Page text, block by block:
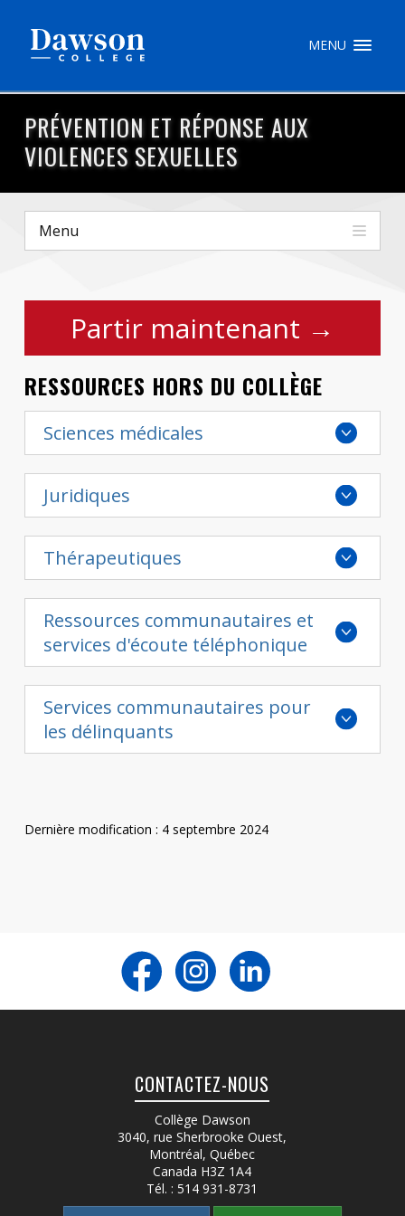
MENU
PRÉVENTION ET RÉPONSE AUX
VIOLENCES SEXUELLES
Menu
Partir maintenant →
RESSOURCES HORS DU COLLÈGE
Sciences médicales
Juridiques
Thérapeutiques
Ressources communautaires et
services d'écoute téléphonique
Services communautaires pour
les délinquants
Dernière modification : 4 septembre 2024
CONTACTEZ-NOUS
Collège Dawson
3040, rue Sherbrooke Ouest,
Montréal, Québec
Canada H3Z 1A4
Tél. :514 931-8731
Liens rapides
Contact
Liens
Menu principal
Qui vous êtes